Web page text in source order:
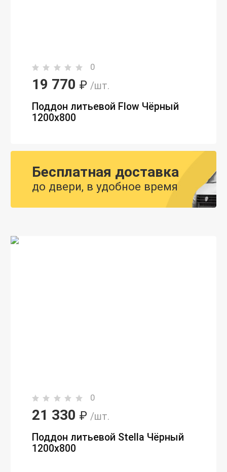
0
19 770 ₽ /шт.
Поддон литьевой Flow Чёрный
1200x800
0
21 330 ₽ /шт.
Поддон литьевой Stella Чёрный
1200x800
Бесплатная доставка
до двери, в удобное время